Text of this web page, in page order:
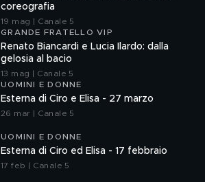
coreografia
19 mag | Canale 5
GRANDE FRATELLO VIP
Renato Biancardi e Lucia Ilardo: dalla
gelosia al bacio
13 mag | Canale 5
UOMINI E DONNE
Esterna di Ciro e Elisa - 27 marzo
26 mar | Canale 5
UOMINI E DONNE
Esterna di Ciro ed Elisa - 17 febbraio
17 feb | Canale 5